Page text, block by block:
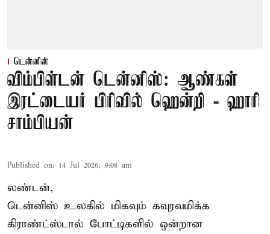
டென்னிஸ்
விம்பிள்டன் டென்னிஸ்: ஆண்கள்
இரட்டையர் பிரிவில் ஹென்றி - ஹாரி
சாம்பியன்
Published on: 14 Jul 2026, 9:08 am
லண்டன்,
டென்னிஸ் உலகில் மிகவும் கவுரவமிக்க
கிராண்ட்ஸ்டால் போட்டிகளில் ஒன்றான